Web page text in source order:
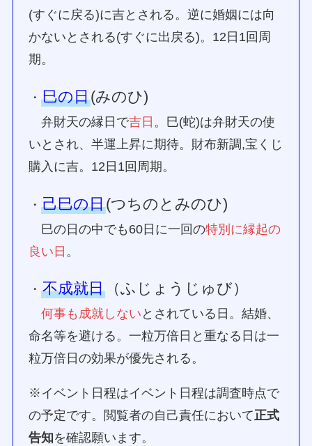
(すぐに戻る)に吉とされる。逆に婚姻には向
かないとされる(すぐに出戻る)。12日1回周
期。
・巳の日(みのひ)
弁財天の縁日で吉日 。巳(蛇)は弁財天の使
いとされ、半運上昇に期待。財布新調,宝くじ
購入に吉。12日1回周期。
・己巳の日(つちのとみのひ)
巳の日の中でも60日に一回の特別に縁起の
良い日 。
・不成就日 （ふじょうじゅび）
何事も成就しない とされている日。結婚、
命名等を避ける。一粒万倍日と重なる日は一
粒万倍日の効果が優先される。
※イベント日程はイベント日程は調査時点で
の予定です。閲覧者の自己責任において正式
告知を確認願います。